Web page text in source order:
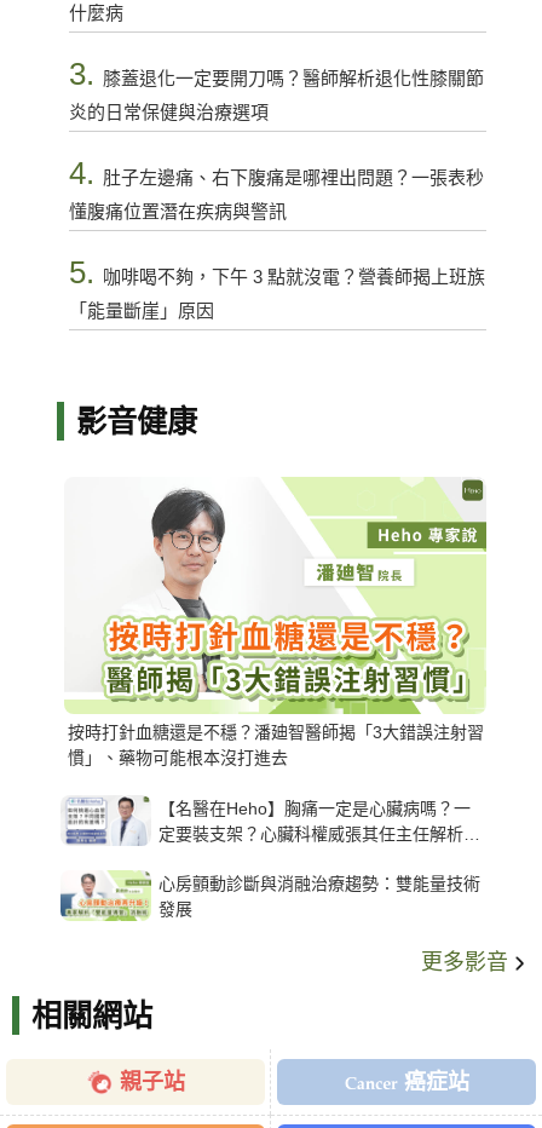
什麼病
3. 膝蓋退化一定要開刀嗎？醫師解析退化性膝關節
炎的日常保健與治療選項
4. 肚子左邊痛、右下腹痛是哪裡出問題？一張表秒
懂腹痛位置潛在疾病與警訊
5.
咖啡喝不夠，下午 3 點就沒電？營養師揭上班族
「能量斷崖」原因
影音健康
按時打針血糖還是不穩？潘廸智醫師揭「3大錯誤注射習
慣」、藥物可能根本沒打進去
【名醫在Heho】胸痛一定是心臟病嗎？一
定要裝支架？心臟科權威張其任主任解析支
心房顫動診斷與消融治療趨勢：雙能量技術
發展
更多影音
相關網站
親子站 癌症站